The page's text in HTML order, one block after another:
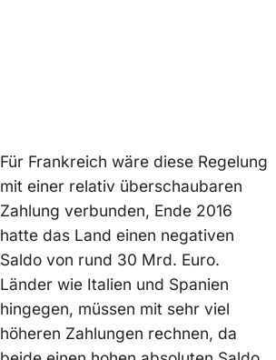
Für Frankreich wäre diese Regelung
mit einer relativ überschaubaren
Zahlung verbunden, Ende 2016
hatte das Land einen negativen
Saldo von rund 30 Mrd. Euro.
Länder wie Italien und Spanien
hingegen, müssen mit sehr viel
höheren Zahlungen rechnen, da